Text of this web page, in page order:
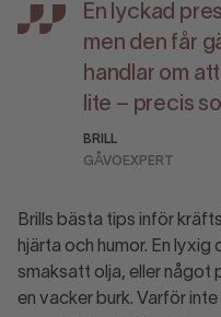
En lyckad
men den får
handlar om
lite – precis
BRILL
GÅVOEXPERT
Brills bästa tips inför
hjärta och humor. En
smaksatt olja, eller något
en vacker burk. Varför